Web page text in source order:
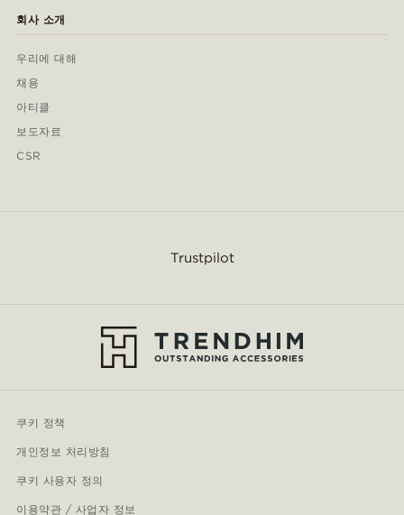
회사 소개
우리에 대해
채용
아티클
보도자료
CSR
Trustpilot
쿠키 정책
개인정보 처리방침
쿠키 사용자 정의
이용약관 / 사업자 정보